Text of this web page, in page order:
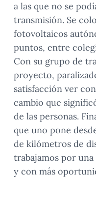
a las que no se
transmisión. Se
fotovoltaicos
puntos, entre
Con su grupo de
proyecto,
satisfacción ver
cambio que
de las personas.
que uno pone
de kilómetros de
trabajamos por una
y con más